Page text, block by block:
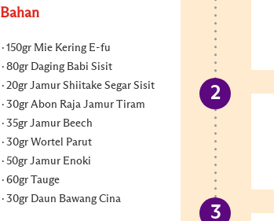
Bahan
150gr Mie Kering E-fu
80gr Daging Babi Sisit
20gr Jamur Shiitake Segar Sisit
30gr Abon Raja Jamur Tiram
35gr Jamur Beech
30gr Wortel Parut
50gr Jamur Enoki
60gr Tauge
30gr Daun Bawang Cina